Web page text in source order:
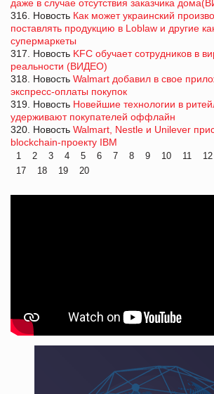
даже в случае отсутствия заказчика
316. Новость Как может украинский
поставлять продукцию в Loblaw и другие
супермаркеты
317. Новость KFC обучает сотрудников в
реальности (ВИДЕО)
318. Новость Walmart добавил в свое
экспресс-оплаты покупок
319. Новость Новейшие технологии в
удерживают покупателей оффлайн
320. Новость Walmart, Nestle и Unilever
blockchain-проекту IBM
1 2 3 4 5 6 7 8 9 10 11 12
17
18 19 20